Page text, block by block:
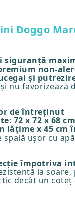
Doggo
siguranță
non-
și
nu favorizează
de întreținut
: 72 x 72 x 68 cm
lățime x 45 cm
spală ușor cu
împotriva
la
decât un